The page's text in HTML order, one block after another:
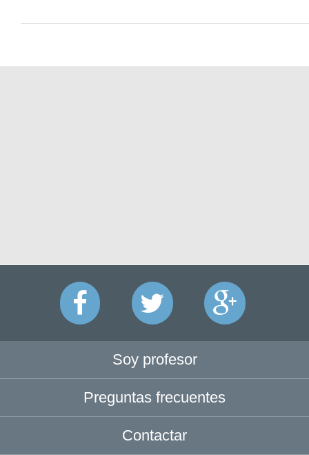
Soy profesor
Preguntas frecuentes
Contactar